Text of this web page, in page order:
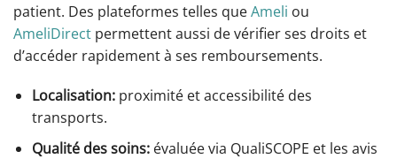
patient. Des plateformes telles queAmeli ou
AmeliDirect permettent aussi de vérifier ses droits et
d’accéder rapidement à ses remboursements.
Localisation:proximité et accessibilité des
transports.
Qualité des soins:évaluée via QualiSCOPE et les avis